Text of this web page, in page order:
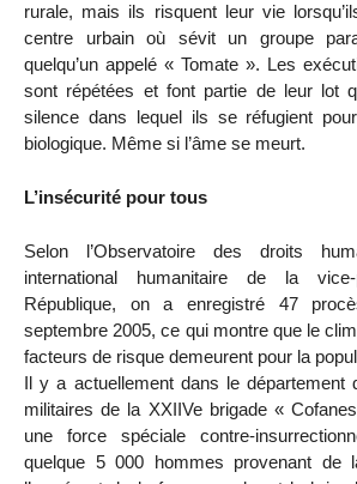
rurale, mais ils risquent leur vie
centre urbain où sévit un groupe
quelqu’un appelé « Tomate ». Les
sont répétées et font partie de leur lot
silence dans lequel ils se réfugient
biologique. Même si l’âme se meurt.
L’insécurité pour tous
Selon l’Observatoire des droits
international humanitaire de la
République, on a enregistré 47
septembre 2005, ce qui montre que le
facteurs de risque demeurent pour la
Il y a actuellement dans le département
militaires de la XXIIVe brigade «
une force spéciale contre-
quelque 5 000 hommes provenant de